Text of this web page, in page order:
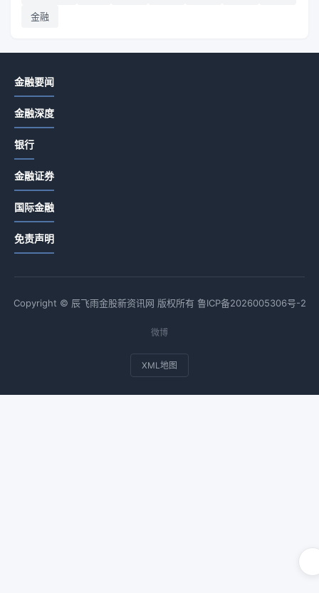
金融
金融要闻
金融深度
银行
金融证券
国际金融
免责声明
Copyright © 辰飞雨金股新资讯网 版权所有 鲁ICP备2026005306号-2
微博
XML地图